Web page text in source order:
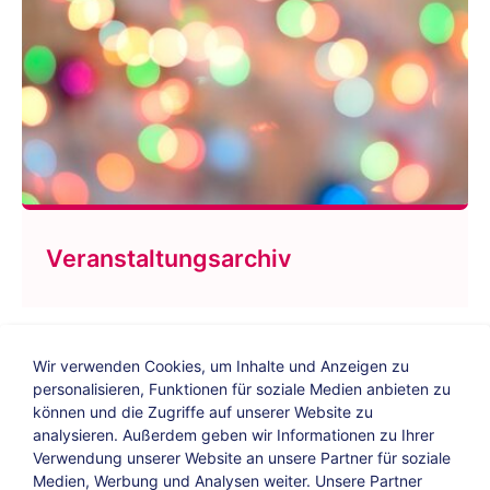
Veranstaltungsarchiv
Bildungs-Blog| Instagram| Facebook|
Wir verwenden Cookies, um Inhalte und Anzeigen zu
personalisieren, Funktionen für soziale Medien anbieten zu
können und die Zugriffe auf unserer Website zu
analysieren. Außerdem geben wir Informationen zu Ihrer
Verwendung unserer Website an unsere Partner für soziale
Medien, Werbung und Analysen weiter. Unsere Partner